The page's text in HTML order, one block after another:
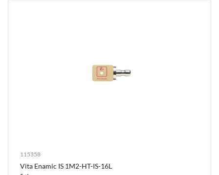
115358
Vita Enamic IS 1M2-HT-IS-16L